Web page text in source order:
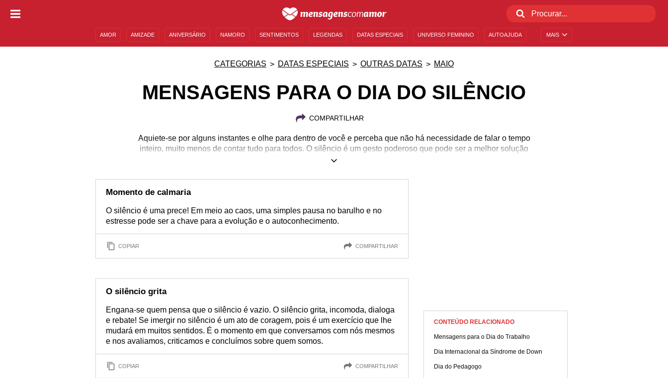
MAIS
AMOR AMIZADE ANIVERSÁRIO NAMORO SENTIMENTOS LEGENDAS DATAS ESPECIAIS UNIVERSO FEMININO AUTOAJUDA
CATEGORIAS DATAS ESPECIAIS OUTRAS DATAS MAIO
MENSAGENS PARA O DIA DO SILÊNCIO
COMPARTILHAR
Aquiete-se por alguns instantes e olhe para dentro de você e perceba que não há necessidade de falar o tempo
inteiro, muito menos de contar tudo para todos. O silêncio é um gesto poderoso que pode ser a melhor solução
para muitas situações. Reflita com nossas mensagens e aprenda a silenciar-se.
Momento de calmaria
O silêncio é uma prece! Em meio ao caos, uma simples pausa no barulho e no
estresse pode ser a chave para a evolução e o autoconhecimento.
COPIAR COMPARTILHAR
O silêncio grita
Engana-se quem pensa que o silêncio é vazio. O silêncio grita, incomoda, dialoga
e rebate! Se imergir no silêncio é um ato de coragem, pois é um exercício que lhe
mudará em muitos sentidos. É o momento em que conversamos com nós mesmos
e nos avaliamos, criticamos e concluímos sobre quem somos.
COPIAR COMPARTILHAR
CONTEÚDO RELACIONADO
Mensagens para o Dia do Trabalho
Dia Internacional da Síndrome de Down
Dia do Pedagogo